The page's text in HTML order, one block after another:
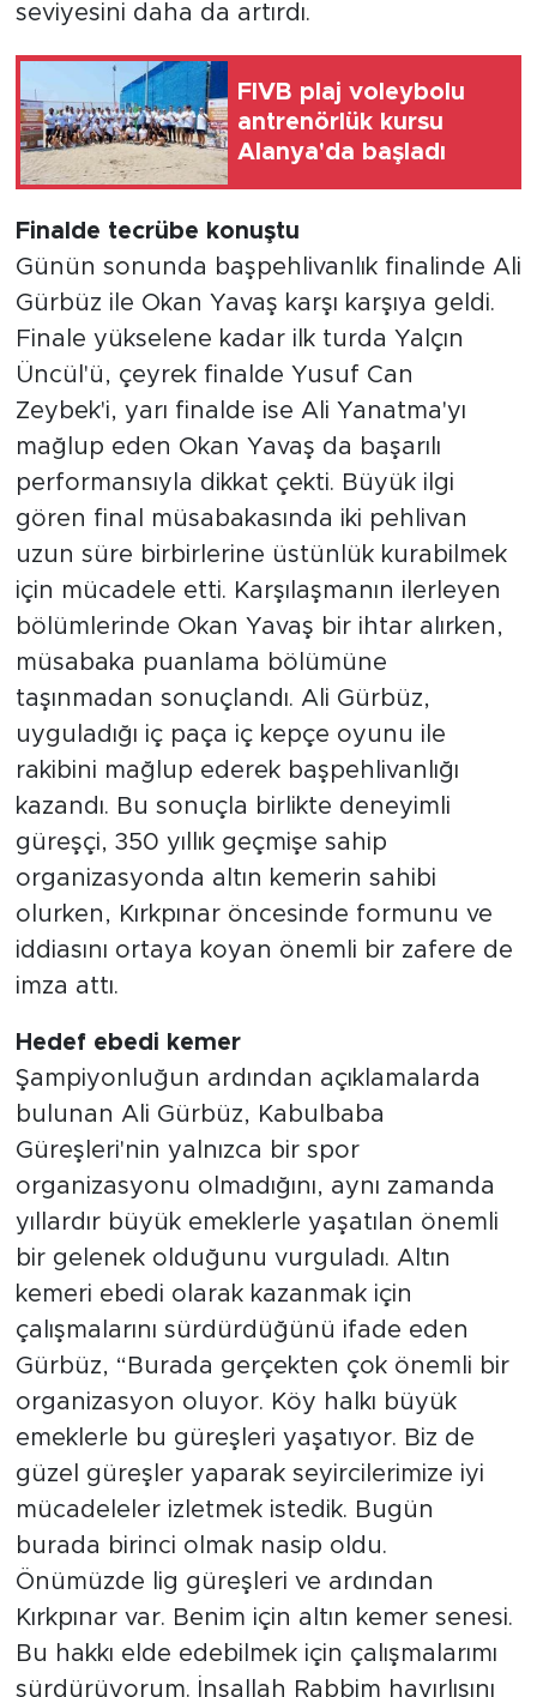
seviyesini daha da artırdı.
FIVB plaj voleybolu
antrenörlük kursu
Alanya'da başladı
Finalde tecrübe konuştu
Günün sonunda başpehlivanlık finalinde Ali
Gürbüz ile Okan Yavaş karşı karşıya geldi.
Finale yükselene kadar ilk turda Yalçın
Üncül'ü, çeyrek finalde Yusuf Can
Zeybek'i, yarı finalde ise Ali Yanatma'yı
mağlup eden Okan Yavaş da başarılı
performansıyla dikkat çekti. Büyük ilgi
gören final müsabakasında iki pehlivan
uzun süre birbirlerine üstünlük kurabilmek
için mücadele etti. Karşılaşmanın ilerleyen
bölümlerinde Okan Yavaş bir ihtar alırken,
müsabaka puanlama bölümüne
taşınmadan sonuçlandı. Ali Gürbüz,
uyguladığı iç paça iç kepçe oyunu ile
rakibini mağlup ederek başpehlivanlığı
kazandı. Bu sonuçla birlikte deneyimli
güreşçi, 350 yıllık geçmişe sahip
organizasyonda altın kemerin sahibi
olurken, Kırkpınar öncesinde formunu ve
iddiasını ortaya koyan önemli bir zafere de
imza attı.
Hedef ebedi kemer
Şampiyonluğun ardından açıklamalarda
bulunan Ali Gürbüz, Kabulbaba
Güreşleri'nin yalnızca bir spor
organizasyonu olmadığını, aynı zamanda
yıllardır büyük emeklerle yaşatılan önemli
bir gelenek olduğunu vurguladı. Altın
kemeri ebedi olarak kazanmak için
çalışmalarını sürdürdüğünü ifade eden
Gürbüz, “Burada gerçekten çok önemli bir
organizasyon oluyor. Köy halkı büyük
emeklerle bu güreşleri yaşatıyor. Biz de
güzel güreşler yaparak seyircilerimize iyi
mücadeleler izletmek istedik. Bugün
burada birinci olmak nasip oldu.
Önümüzde lig güreşleri ve ardından
Kırkpınar var. Benim için altın kemer senesi.
Bu hakkı elde edebilmek için çalışmalarımı
sürdürüyorum. İnşallah Rabbim hayırlısını